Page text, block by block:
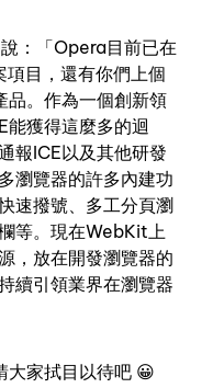
：「Opera目前已在
目，還有你們上個
品。作為一個創新領
能獲得這麼多的迴
報ICE以及其他研發
瀏覽器的許多內建功
速撥號、多工分頁瀏
等。現在WebKit上
，放在開發瀏覽器的
續引領業界在瀏覽器
大家拭目以待吧 😀